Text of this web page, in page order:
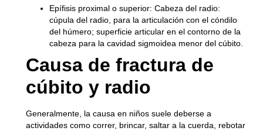
Epífisis proximal o superior: Cabeza del radio:
cúpula del radio, para la articulación con el cóndilo
del húmero; superficie articular en el contorno de la
cabeza para la cavidad sigmoidea menor del cúbito.
Causa de fractura de
cúbito y radio
Generalmente, la causa en niños suele deberse a
actividades como correr, brincar, saltar a la cuerda, rebotar